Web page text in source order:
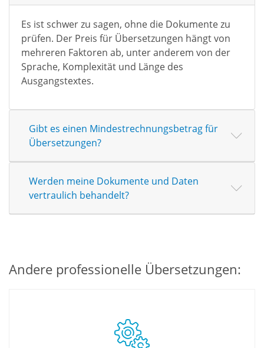
Es ist schwer zu sagen, ohne die Dokumente zu
prüfen. Der Preis für Übersetzungen hängt von
mehreren Faktoren ab, unter anderem von der
Sprache, Komplexität und Länge des
Ausgangstextes.
Gibt es einen Mindestrechnungsbetrag für
Übersetzungen?
Werden meine Dokumente und Daten
vertraulich behandelt?
Andere professionelle Übersetzungen: